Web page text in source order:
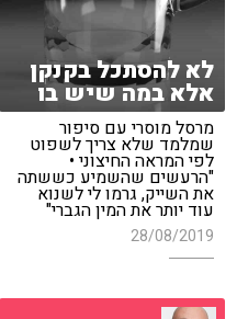
לא להסתכל בקנקן
אלא במה שיש בו
מרסל מוסרי עם סיפור
שמלמד שלא צריך לשפוט
לפי המראה החיצוני •
"הרעשים שהשמיע כששתה
את השייק, גרמו לי לשנוא
עוד יותר את המין הגברי"
28/08/2019